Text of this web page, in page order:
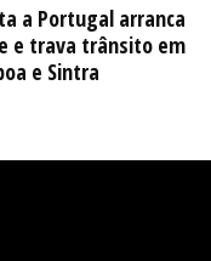
a Portugal arranca
e trava trânsito em
e Sintra